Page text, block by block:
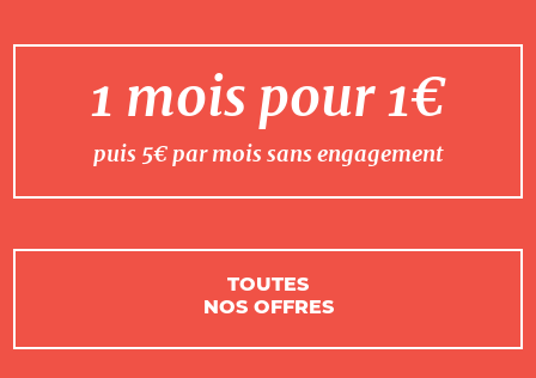
1 mois pour 1€
puis 5€ par mois sans engagement
TOUTES
NOS OFFRES